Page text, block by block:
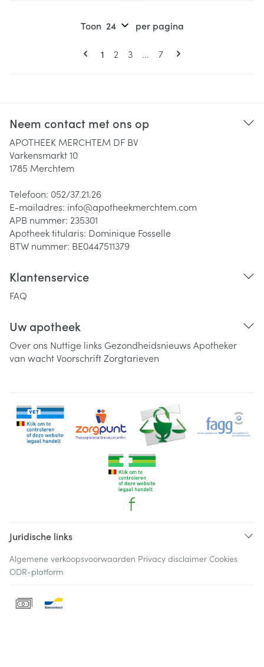
Pagina's
U lees momenteel pagina
1 Pagina
2 Pagina
3 ... Pagina
7
Toon per pagina
Neem contact met ons op
APOTHEEK MERCHTEM DF BV
Varkensmarkt 10
1785 Merchtem
Telefoon: 052/37.21.26
E-mailadres: info@apotheekmerchtem.com
APB nummer: 235301
Apotheek titularis: Dominique Fosselle
BTW nummer: BE0447511379
Klantenservice
FAQ
Uw apotheek
Over ons Nuttige links Gezondheidsnieuws Apotheker
van wachtVoorschriftZorgtarieven
Juridische links
Algemene verkoopsvoorwaarden Privacy disclaimer Cookies
ODR-platform